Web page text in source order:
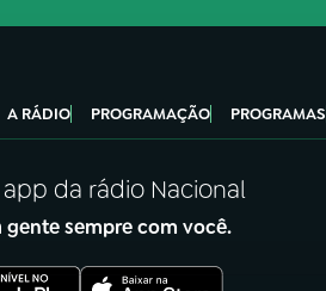
A RÁDIO PROGRAMAÇÃO PROGRAMAS
app da rádio Nacional
gente sempre com você.